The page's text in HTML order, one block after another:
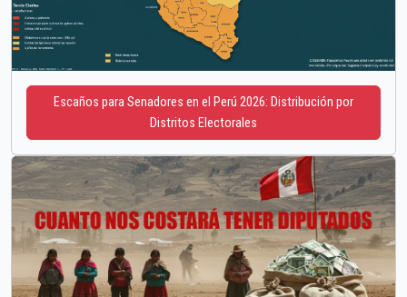
Escaños para Senadores en el Perú 2026: Distribución por
Distritos Electorales